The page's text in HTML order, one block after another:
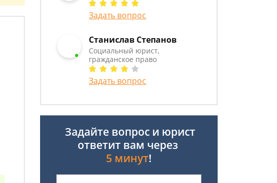
Задать вопрос
Станислав Степанов
Социальный юрист,
гражданское право
Задать вопрос
Задайте вопрос и юрист
ответит вам через
5 минут!